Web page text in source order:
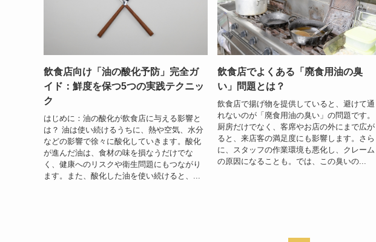
飲食店向け「油の酸化予防」完全ガ
イド：鮮度を保つ5つの実践テクニッ
ク
はじめに：油の酸化が飲食店に与える影響と
は？ 油は使い続けるうちに、熱や空気、水分
などの影響で徐々に酸化していきます。酸化
が進んだ油は、食材の味を損なうだけでな
く、健康へのリスクや衛生問題にもつながり
ます。また、酸化した油を使い続けると、...
飲食店でよくある「廃食用油の臭
い」問題とは？
飲食店で揚げ物を提供していると、避けて通
れないのが「廃食用油の臭い」の問題です。
厨房だけでなく、客席やお店の外にまで広が
ると、来店客の満足度にも影響します。さら
に、スタッフの作業環境も悪化し、クレーム
の原因になることも。では、この臭いの...